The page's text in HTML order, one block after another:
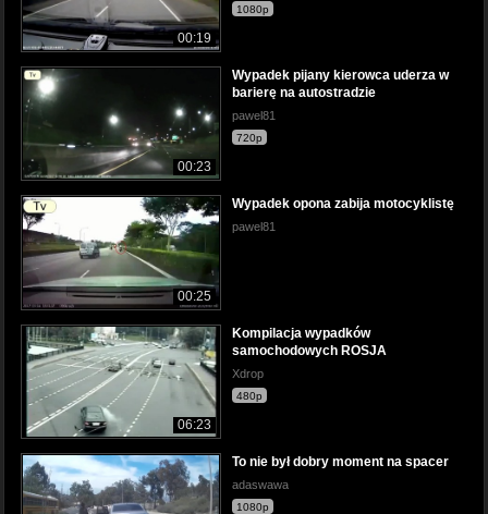
00:19
1080p
00:23
Wypadek pijany kierowca uderza w
barierę na autostradzie
pawel81
720p
00:25
Wypadek opona zabija motocyklistę
pawel81
06:23
Kompilacja wypadków
samochodowych ROSJA
Xdrop
480p
To nie był dobry moment na spacer
adaswawa
1080p